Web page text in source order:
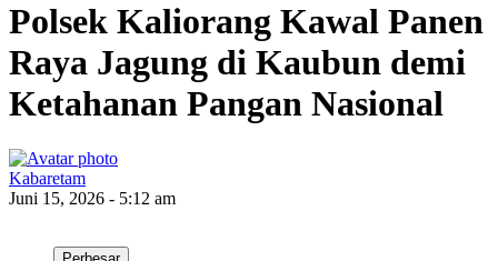
Polsek Kaliorang Kawal Panen
Raya Jagung di Kaubun demi
Ketahanan Pangan Nasional
Kabaretam
Juni 15, 2026 - 5:12 am